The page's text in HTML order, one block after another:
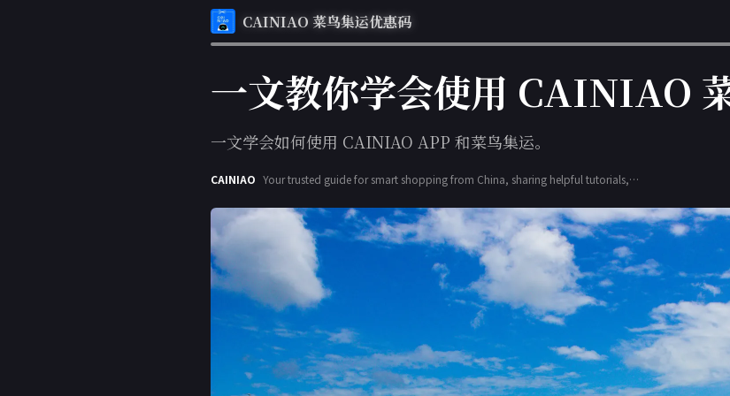
CAINIAO 菜鸟集运优惠码
一文教你学会使用 CAINIAO
一文学会如何使用 CAINIAO APP 和菜鸟集运。
CAINIAO Your trusted guide for smart shopping from China, sharing helpful tutorials,
maximize your savings.